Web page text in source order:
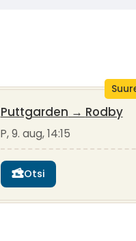
Puttgarden → Rodby
P, 9. aug, 14:15
Otsi